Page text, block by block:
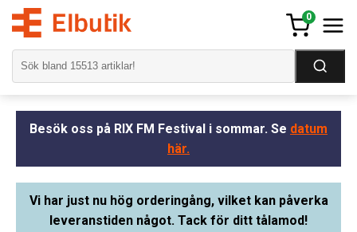
0
Besök oss på RIX FM Festival i sommar. Se datum
här.
Vi har just nu hög orderingång, vilket kan påverka
leveranstiden något. Tack för ditt tålamod!